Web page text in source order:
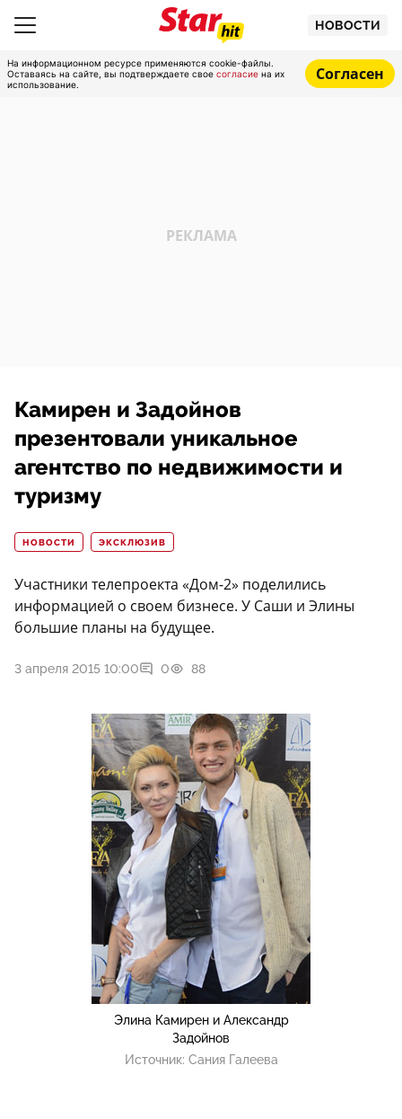
НОВОСТИ
На информационном ресурсе применяются cookie-файлы.
Оставаясь на сайте, вы подтверждаете свое согласие на их
использование.
Согласен
Камирен и Задойнов
презентовали уникальное
агентство по недвижимости и
туризму
НОВОСТИ ЭКСКЛЮЗИВ
Участники телепроекта «Дом-2» поделились
информацией о своем бизнесе. У Саши и Элины
большие планы на будущее.
3 апреля 2015 10:00 0 88
Элина Камирен и Александр
Задойнов
Источник: Сания Галеева